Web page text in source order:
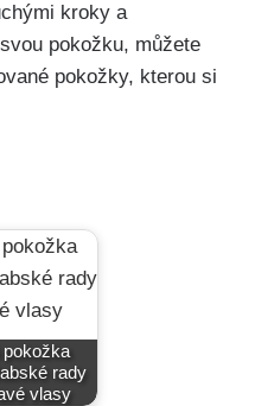
kroky a
pokožku, můžete
pokožky, kterou si⁤
pokožka
rady
vlasy